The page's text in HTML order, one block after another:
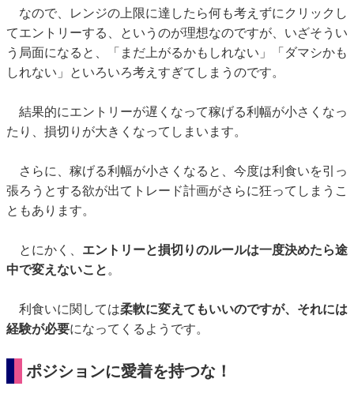
なので、レンジの上限に達したら何も考えずにクリックし
てエントリーする、というのが理想なのですが、いざそうい
う局面になると、「まだ上がるかもしれない」「ダマシかも
しれない」といろいろ考えすぎてしまうのです。
結果的にエントリーが遅くなって稼げる利幅が小さくなっ
たり、損切りが大きくなってしまいます。
さらに、稼げる利幅が小さくなると、今度は利食いを引っ
張ろうとする欲が出てトレード計画がさらに狂ってしまうこ
ともあります。
とにかく、 エントリーと損切りのルールは一度決めたら途
中で変えないこと 。
利食いに関しては柔軟に変えてもいいのですが、それには
経験が必要になってくるようです。
ポジションに愛着を持つな！